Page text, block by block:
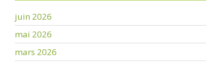
juin 2026
mai 2026
mars 2026